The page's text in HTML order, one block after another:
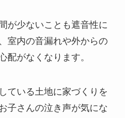
が少ないことも遮音性に
室内の音漏れや外からの
配がなくなります。
ている土地に家づくりを
子さんの泣き声が気にな